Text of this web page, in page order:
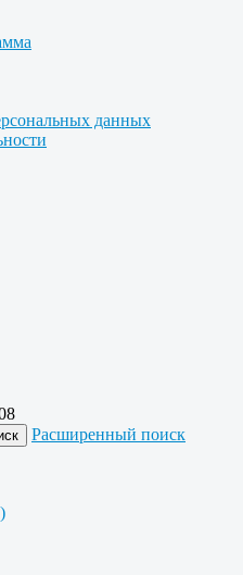
данных
Расширенный поиск